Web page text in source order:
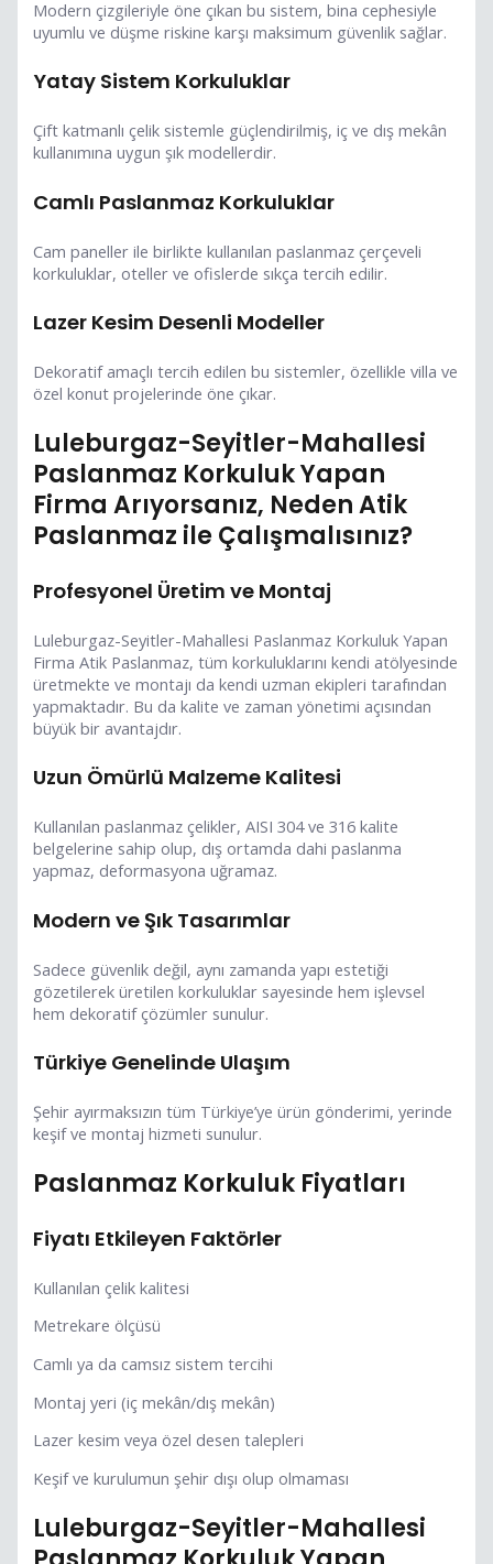
Modern çizgileriyle öne çıkan bu sistem, bina cephesiyle
uyumlu ve düşme riskine karşı maksimum güvenlik sağlar.
Yatay Sistem Korkuluklar
Çift katmanlı çelik sistemle güçlendirilmiş, iç ve dış mekân
kullanımına uygun şık modellerdir.
Camlı Paslanmaz Korkuluklar
Cam paneller ile birlikte kullanılan paslanmaz çerçeveli
korkuluklar, oteller ve ofislerde sıkça tercih edilir.
Lazer Kesim Desenli Modeller
Dekoratif amaçlı tercih edilen bu sistemler, özellikle villa ve
özel konut projelerinde öne çıkar.
Luleburgaz-Seyitler-Mahallesi
Paslanmaz Korkuluk Yapan
Firma Arıyorsanız, Neden Atik
Paslanmaz ile Çalışmalısınız?
Profesyonel Üretim ve Montaj
Luleburgaz-Seyitler-Mahallesi Paslanmaz Korkuluk Yapan
Firma Atik Paslanmaz, tüm korkuluklarını kendi atölyesinde
üretmekte ve montajı da kendi uzman ekipleri tarafından
yapmaktadır. Bu da kalite ve zaman yönetimi açısından
büyük bir avantajdır.
Uzun Ömürlü Malzeme Kalitesi
Kullanılan paslanmaz çelikler, AISI 304 ve 316 kalite
belgelerine sahip olup, dış ortamda dahi paslanma
yapmaz, deformasyona uğramaz.
Modern ve Şık Tasarımlar
Sadece güvenlik değil, aynı zamanda yapı estetiği
gözetilerek üretilen korkuluklar sayesinde hem işlevsel
hem dekoratif çözümler sunulur.
Türkiye Genelinde Ulaşım
Şehir ayırmaksızın tüm Türkiye’ye ürün gönderimi, yerinde
keşif ve montaj hizmeti sunulur.
Paslanmaz Korkuluk Fiyatları
Fiyatı Etkileyen Faktörler
Kullanılan çelik kalitesi
Metrekare ölçüsü
Camlı ya da camsız sistem tercihi
Montaj yeri (iç mekân/dış mekân)
Lazer kesim veya özel desen talepleri
Keşif ve kurulumun şehir dışı olup olmaması
Luleburgaz-Seyitler-Mahallesi